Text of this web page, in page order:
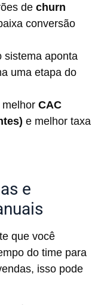
de churn
conversão
sistema aponta
uma etapa do
CAC
e melhor taxa
e
que você
do time para
isso pode